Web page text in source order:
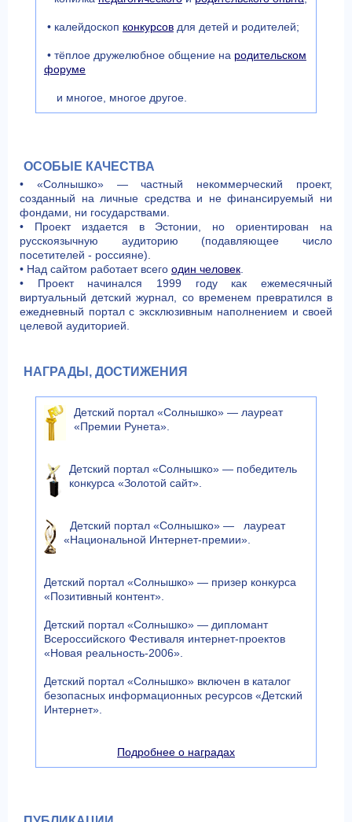
• калейдоскоп конкурсовдля детей и родителей;
• тёплое дружелюбное общение на родительском
форуме
и многое, многое другое.
ОСОБЫЕ КАЧЕСТВА
• «Солнышко» — частный некоммерческий проект,
созданный на личные средства и не финансируемый ни
фондами, ни государствами.
• Проект издается в Эстонии, но ориентирован на
русскоязычную аудиторию (подавляющее число
посетителей - россияне).
• Над сайтом работает всего один человек
• Проект начинался 1999 году как ежемесячный
виртуальный детский журнал, со временем превратился в
ежедневный портал с эксклюзивным наполнением и своей
целевой аудиторией.
НАГРАДЫ, ДОСТИЖЕНИЯ
Детский портал «Солнышко» — лауреат
«Премии Рунета».
Детский портал «Солнышко» — победитель
конкурса «Золотой сайт».
Детский портал «Солнышко» — лауреат
«Национальной Интернет-премии».
Детский портал «Солнышко» — призер конкурса
«Позитивный контент».
Детский портал «Солнышко» — дипломант
Всероссийского Фестиваля интернет-проектов
«Новая реальность-2006».
Детский портал «Солнышко» включен в каталог
безопасных информационных ресурсов «Детский
Интернет».
Подробнее о наградах